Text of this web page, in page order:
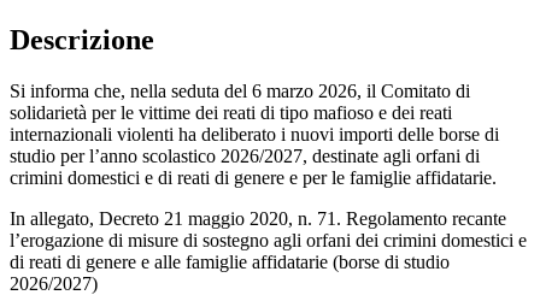
Descrizione
Si informa che, nella seduta del 6 marzo 2026, il Comitato di
solidarietà per le vittime dei reati di tipo mafioso e dei reati
internazionali violenti ha deliberato i nuovi importi delle borse di
studio per l’anno scolastico 2026/2027, destinate agli orfani di
crimini domestici e di reati di genere e per le famiglie affidatarie.
In allegato, Decreto 21 maggio 2020, n. 71. Regolamento recante
l’erogazione di misure di sostegno agli orfani dei crimini domestici e
di reati di genere e alle famiglie affidatarie (borse di studio
2026/2027)